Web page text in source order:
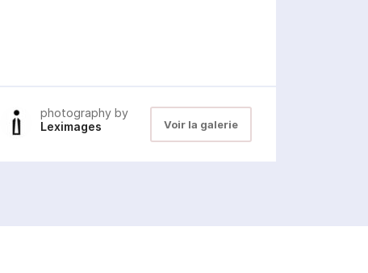
photography by
Leximages
Voir la galerie